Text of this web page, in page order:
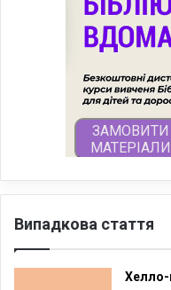
Випадкова стаття
Хелло-